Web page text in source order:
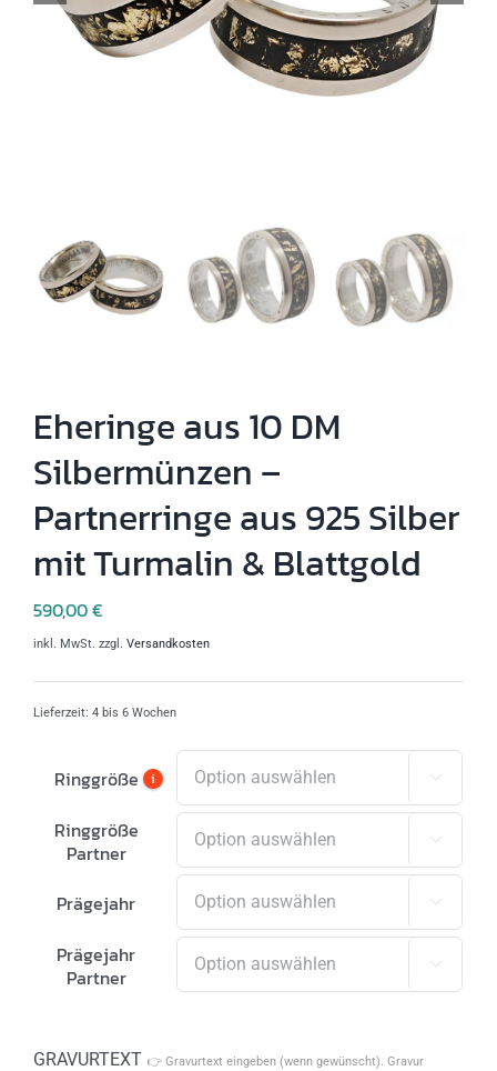
Eheringe aus 10 DM
Silbermünzen –
Partnerringe aus 925 Silber
mit Turmalin & Blattgold
590,00€
inkl. MwSt. zzgl. Versandkosten
Lieferzeit: 4 bis 6 Wochen
Ringgröße i 
Ringgröße
Partner

Prägejahr 
Prägejahr
Partner

GRAVURTEXT 👉 Gravurtext eingeben (wenn gewünscht). Gravur